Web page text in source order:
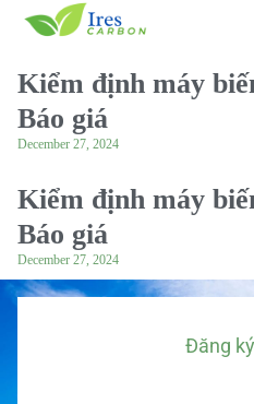
Kiểm định máy
Báo giá
December 27, 2024
Kiểm định máy
Báo giá
December 27, 2024
Đăng